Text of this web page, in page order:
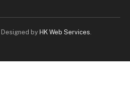
by HK Web Services.